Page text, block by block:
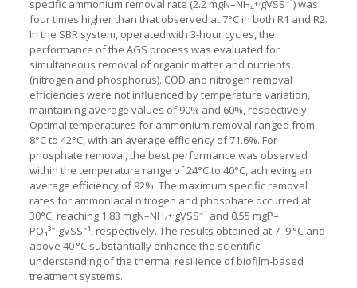
specific ammonium removal rate (2.2 mgN–NH₄⁺·gVSS⁻¹) was
four times higher than that observed at 7°C in both R1 and R2.
In the SBR system, operated with 3-hour cycles, the
performance of the AGS process was evaluated for
simultaneous removal of organic matter and nutrients
(nitrogen and phosphorus). COD and nitrogen removal
efficiencies were not influenced by temperature variation,
maintaining average values of 90% and 60%, respectively.
Optimal temperatures for ammonium removal ranged from
8°C to 42°C, with an average efficiency of 71.6%. For
phosphate removal, the best performance was observed
within the temperature range of 24°C to 40°C, achieving an
average efficiency of 92%. The maximum specific removal
rates for ammoniacal nitrogen and phosphate occurred at
30°C, reaching 1.83 mgN–NH₄⁺·gVSS⁻¹ and 0.55 mgP–
PO₄³⁻·gVSS⁻¹, respectively. The results obtained at 7–9 °C and
above 40 °C substantially enhance the scientific
understanding of the thermal resilience of biofilm-based
treatment systems.